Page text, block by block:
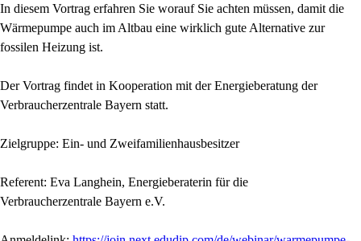
In diesem Vortrag erfahren Sie worauf Sie achten müssen, damit die
Wärmepumpe auch im Altbau eine wirklich gute Alternative zur
fossilen Heizung ist.
Der Vortrag findet in Kooperation mit der Energieberatung der
Verbraucherzentrale Bayern statt.
Zielgruppe: Ein- und Zweifamilienhausbesitzer
Referent: Eva Langhein, Energieberaterin für die
Verbraucherzentrale Bayern e.V.